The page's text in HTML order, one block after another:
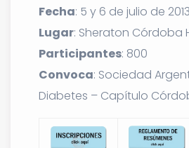
Fecha: 5 y 6 de julio de 2013
Lugar: Sheraton Córdoba
Participantes: 800
Convoca: Sociedad
Diabetes – Capítulo